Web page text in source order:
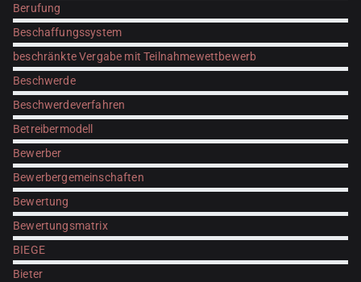
Berufung
Beschaffungssystem
beschränkte Vergabe mit Teilnahmewettbewerb
Beschwerde
Beschwerdeverfahren
Betreibermodell
Bewerber
Bewerbergemeinschaften
Bewertung
Bewertungsmatrix
BIEGE
Bieter